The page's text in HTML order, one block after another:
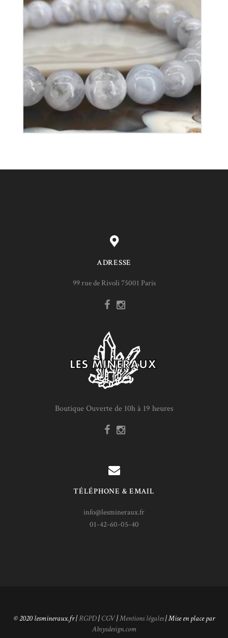
Bracelet Calcédoine Bleue
ADRESSE
99 rue de Rivoli 75001 Paris
Boutique Ouverte de 10h à 19 heures
TÉLÉPHONE & EMAIL
info@lesmineraux.fr
01-42-60-05-40
© 2020 lesmineraux.fr |RGPD| CGV|Mentions légales| Mise en place par
Absysdesign.com